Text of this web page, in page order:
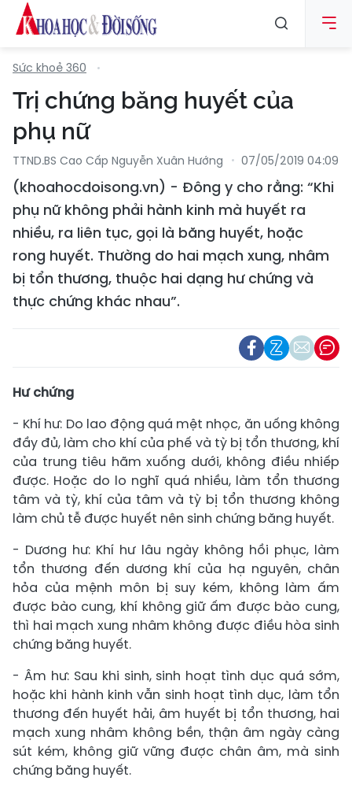
Sức khoẻ 360
Trị chứng băng huyết của
phụ nữ
TTND.BS Cao Cấp Nguyễn Xuân Hướng 07/05/2019 04:09
(khoahocdoisong.vn) - Đông y cho rằng: “Khi
phụ nữ không phải hành kinh mà huyết ra
nhiều, ra liên tục, gọi là băng huyết, hoặc
rong huyết. Thường do hai mạch xung, nhâm
bị tổn thương, thuộc hai dạng hư chứng và
thực chứng khác nhau”.
Hư chứng
- Khí hư: Do lao động quá mệt nhọc, ăn uống không
đầy đủ, làm cho khí của phế và tỳ bị tổn thương, khí
của trung tiêu hãm xuống dưới, không điều nhiếp
được. Hoặc do lo nghĩ quá nhiều, làm tổn thương
tâm và tỳ, khí của tâm và tỳ bị tổn thương không
làm chủ tễ được huyết nên sinh chứng băng huyết.
- Dương hư: Khí hư lâu ngày không hồi phục, làm
tổn thương đến dương khí của hạ nguyên, chân
hỏa của mệnh môn bị suy kém, không làm ấm
được bào cung, khí không giữ ấm được bào cung,
thì hai mạch xung nhâm không được điều hòa sinh
chứng băng huyết.
- Âm hư: Sau khi sinh, sinh hoạt tình dục quá sớm,
hoặc khi hành kinh vẫn sinh hoạt tình dục, làm tổn
thương đến huyết hải, âm huyết bị tổn thương, hai
mạch xung nhâm không bền, thận âm ngày càng
sút kém, không giữ vững được chân âm, mà sinh
chứng băng huyết.